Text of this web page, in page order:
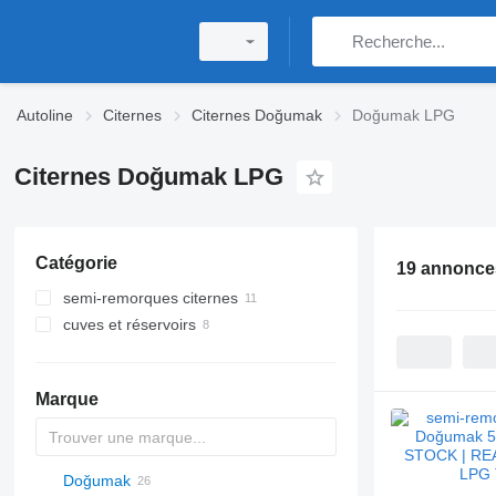
Autoline Citernes Citernes Doğumak Doğumak LPG
Citernes Doğumak LPG
Catégorie
semi-remorques citernes
semi-remorques citernes de gaz
cuves et réservoirs
Marque
54500
SVM
NCG
CB
T-series
SAPL
KIS
STF
ADR
SOA
K series
LPG
45
Doğumak
19